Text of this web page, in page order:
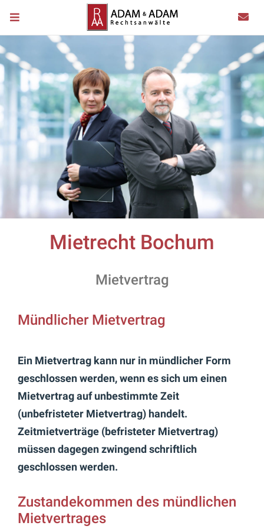
Mietrecht Bochum
Mietvertrag
Mündlicher Mietvertrag
Ein Mietvertrag kann nur in mündlicher Form
geschlossen werden, wenn es sich um einen
Mietvertrag auf unbestimmte Zeit
(unbefristeter Mietvertrag) handelt.
Zeitmietverträge (befristeter Mietvertrag)
müssen dagegen zwingend schriftlich
geschlossen werden.
Zustandekommen des mündlichen
Mietvertrages